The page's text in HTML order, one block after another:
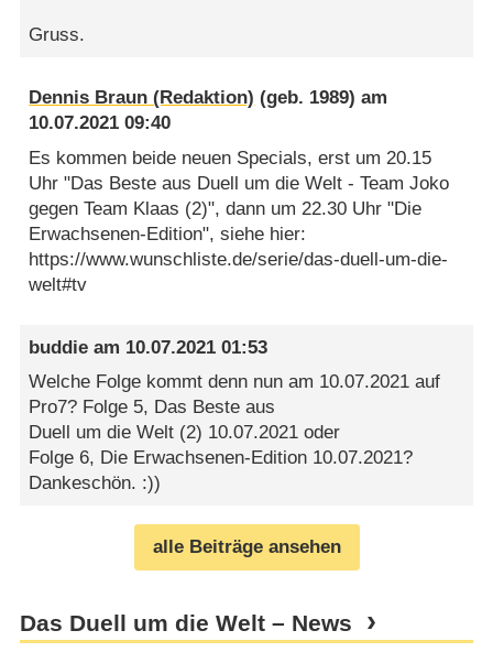
Gruss.
Dennis Braun
(geb. 1989) am
10.07.2021 09:40
Es kommen beide neuen Specials, erst um 20.15
Uhr "Das Beste aus Duell um die Welt - Team Joko
gegen Team Klaas (2)", dann um 22.30 Uhr "Die
Erwachsenen-Edition", siehe hier:
https://www.wunschliste.de/serie/das-duell-um-die-
welt#tv
buddie am 10.07.2021 01:53
Welche Folge kommt denn nun am 10.07.2021 auf
Pro7? Folge 5, Das Beste aus
Duell um die Welt (2) 10.07.2021 oder
Folge 6, Die Erwachsenen-Edition 10.07.2021?
Dankeschön. :))
alle Beiträge ansehen
Das Duell um die Welt – News